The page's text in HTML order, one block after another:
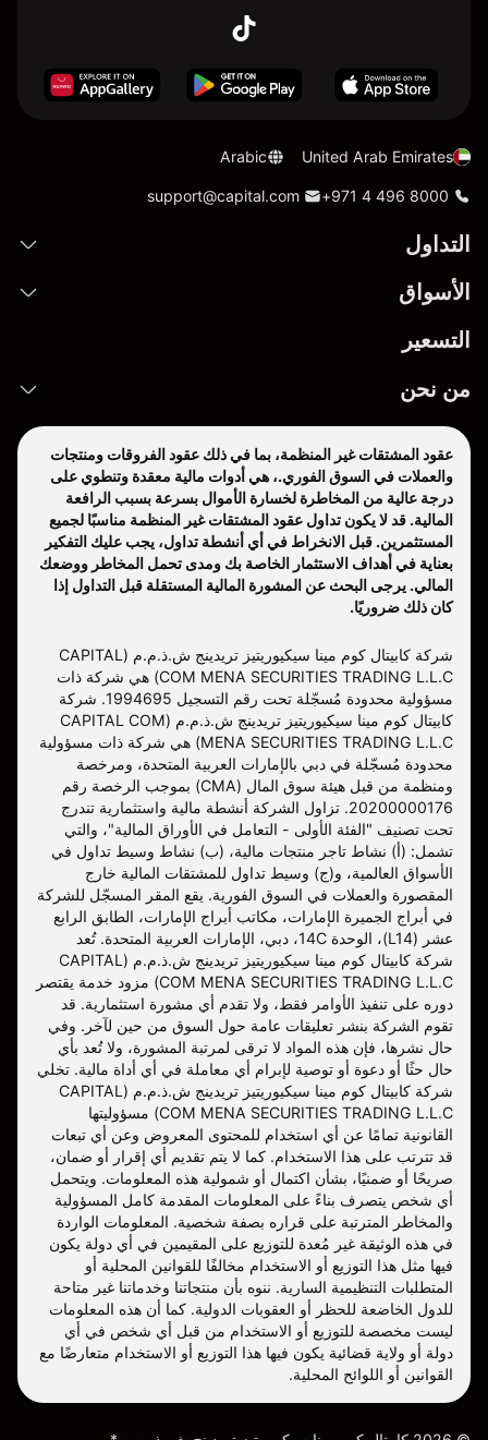
United Arab Emirates
Arabic
+971 4 496 8000
support@capital.com
التداول
الأسواق
التسعير
من نحن
عقود المشتقات غير المنظمة، بما في ذلك عقود الفروقات ومنتجات
والعملات في السوق الفوري.، هي أدوات مالية معقدة وتنطوي على
درجة عالية من المخاطرة لخسارة الأموال بسرعة بسبب الرافعة
المالية. قد لا يكون تداول عقود المشتقات غير المنظمة مناسبًا لجميع
المستثمرين. قبل الانخراط في أي أنشطة تداول، يجب عليك التفكير
بعناية في أهداف الاستثمار الخاصة بك ومدى تحمل المخاطر ووضعك
المالي. يرجى البحث عن المشورة المالية المستقلة قبل التداول إذا
كان ذلك ضروريًا.
شركة كابيتال كوم مينا سيكيوريتيز تريدينج ش.ذ.م.م (CAPITAL
COM MENA SECURITIES TRADING L.L.C) هي شركة ذات
مسؤولية محدودة مُسجّلة تحت رقم التسجيل 1994695. شركة
كابيتال كوم مينا سيكيوريتيز تريدينج ش.ذ.م.م (CAPITAL COM
MENA SECURITIES TRADING L.L.C) هي شركة ذات مسؤولية
محدودة مُسجّلة في دبي بالإمارات العربية المتحدة، ومرخصة
ومنظمة من قبل هيئة سوق المال (CMA) بموجب الرخصة رقم
20200000176. تزاول الشركة أنشطة مالية واستثمارية تندرج
تحت تصنيف "الفئة الأولى - التعامل في الأوراق المالية"، والتي
تشمل: (أ) نشاط تاجر منتجات مالية، (ب) نشاط وسيط تداول في
الأسواق العالمية، و(ج) وسيط تداول للمشتقات المالية خارج
المقصورة والعملات في السوق الفورية. يقع المقر المسجّل للشركة
في أبراج الجميرة الإمارات، مكاتب أبراج الإمارات، الطابق الرابع
عشر (L14)، الوحدة 14C، دبي، الإمارات العربية المتحدة. تُعد
شركة كابيتال كوم مينا سيكيوريتيز تريدينج ش.ذ.م.م (CAPITAL
COM MENA SECURITIES TRADING L.L.C) مزود خدمة يقتصر
دوره على تنفيذ الأوامر فقط، ولا تقدم أي مشورة استثمارية. قد
تقوم الشركة بنشر تعليقات عامة حول السوق من حين لآخر. وفي
حال نشرها، فإن هذه المواد لا ترقى لمرتبة المشورة، ولا تُعد بأي
حال حثًا أو دعوة أو توصية لإبرام أي معاملة في أي أداة مالية. تخلي
شركة كابيتال كوم مينا سيكيوريتيز تريدينج ش.ذ.م.م (CAPITAL
COM MENA SECURITIES TRADING L.L.C) مسؤوليتها
القانونية تمامًا عن أي استخدام للمحتوى المعروض وعن أي تبعات
قد تترتب على هذا الاستخدام. كما لا يتم تقديم أي إقرار أو ضمان،
صريحًا أو ضمنيًا، بشأن اكتمال أو شمولية هذه المعلومات. ويتحمل
أي شخص يتصرف بناءً على المعلومات المقدمة كامل المسؤولية
والمخاطر المترتبة على قراره بصفة شخصية. المعلومات الواردة
في هذه الوثيقة غير مُعدة للتوزيع على المقيمين في أي دولة يكون
فيها مثل هذا التوزيع أو الاستخدام مخالفًا للقوانين المحلية أو
المتطلبات التنظيمية السارية. ننوه بأن منتجاتنا وخدماتنا غير متاحة
للدول الخاضعة للحظر أو العقوبات الدولية. كما أن هذه المعلومات
ليست مخصصة للتوزيع أو الاستخدام من قبل أي شخص في أي
دولة أو ولاية قضائية يكون فيها هذا التوزيع أو الاستخدام متعارضًا مع
القوانين أو اللوائح المحلية.